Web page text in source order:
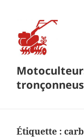
Étiquette :